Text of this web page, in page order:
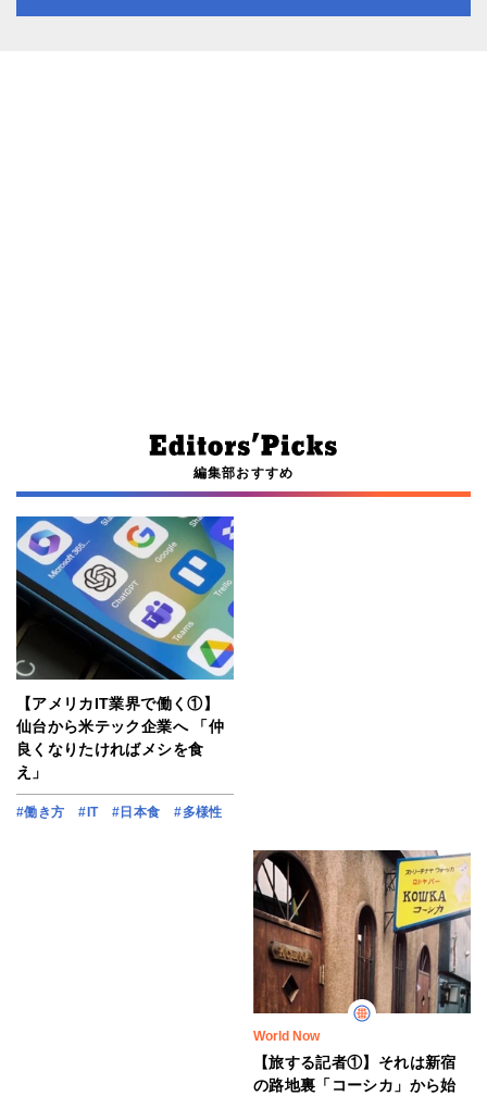
編集部おすすめ
【アメリカIT業界で働く①】
仙台から米テック企業へ 「仲
良くなりたければメシを食
え」
#働き方 #IT #日本食 #多様性
World Now
【旅する記者①】それは新宿
の路地裏「コーシカ」から始